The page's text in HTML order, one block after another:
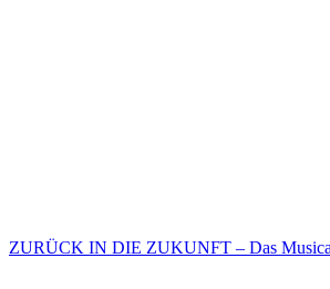
ZURÜCK IN DIE ZUKUNFT – Das